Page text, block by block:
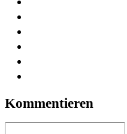
Kommentieren